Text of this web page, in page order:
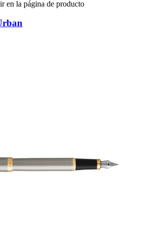
en la página de producto